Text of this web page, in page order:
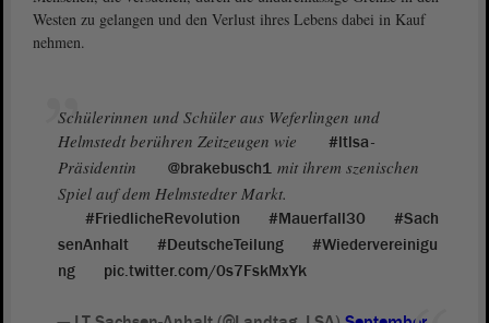
Westen zu gelangen und den Verlust ihres Lebens dabei in Kauf
nehmen.
Schülerinnen und Schüler aus Weferlingen und
Helmstedt berühren Zeitzeugen wie
#ltlsa-
Präsidentin
@brakebusch1 mit ihrem szenischen
Spiel auf dem Helmstedter Markt.
#FriedlicheRevolution #Mauerfall30
#Sach
senAnhalt
#DeutscheTeilung
#Wiedervereinigu
ng
pic.twitter.com/0s7FskMxYk